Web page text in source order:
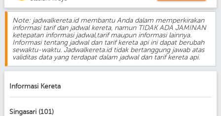
Note: jadwalkereta.id membantu Anda dalam memperkirakan
informasi tarif dan jadwal kereta, namun TIDAK ADA JAMINAN
ketepatan informasi jadwal,tarif maupun informasi lainnya.
Informasi tentang jadwal dan tarif kereta api ini dapat berubah
sewaktu-waktu. Jadwalkereta.id tidak bertanggung jawab atas
validitas data yang terdapat dalam jadwal dan tarif kereta api.
Informasi Kereta
Singasari (101)